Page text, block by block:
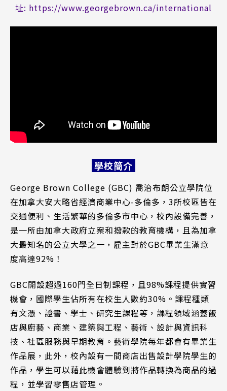
址: https://www.georgebrown.ca/international
學校簡介
George Brown College (GBC) 喬治布朗公立學院位
在加拿大安大略省經濟商業中心-多倫多，3所校區皆在
交通便利、生活繁華的多倫多市中心，校內設備完善，
是一所由加拿大政府立案和撥款的教育機構，且為加拿
大最知名的公立大學之一，雇主對於GBC畢業生滿意
度高達92%！
GBC開設超過160門全日制課程，且98%課程提供實習
機會，國際學生佔所有在校生人數約30%。課程種類
有文憑、證書、學士、研究生課程等，課程領域涵蓋飯
店與廚藝、商業、建築與工程、藝術、設計與資訊科
技、社區服務與早期教育。 藝術學院每年都會有畢業生
作品展，此外， 校內設有一間商店出售設計學院學生的
作品，學生可以藉此機會體驗到將作品轉換為商品的過
程，並學習零售店管理。